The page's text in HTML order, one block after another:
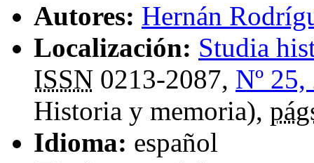
Autores: Hernán
Localización: Studia
ISSN 0213-2087, Nº
Historia y memoria),
Idioma: español